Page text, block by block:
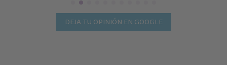
DEJA TU OPINIÓN EN GOOGLE